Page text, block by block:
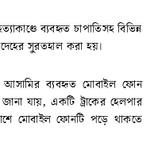
ব্যবহৃত চাপাতিসহ বিভিন্ন
সুরতহাল করা হয়।
আসামির ব্যবহৃত মোবাইল ফোন
যায়, একটি ট্রাকের হেলপার
মোবাইল ফোনটি পড়ে থাকতে